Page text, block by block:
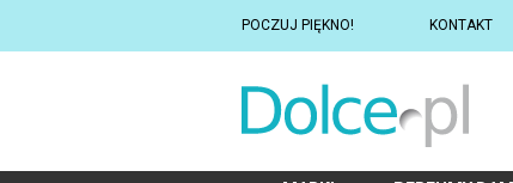
POCZUJ PIĘKNO! KONTAKT